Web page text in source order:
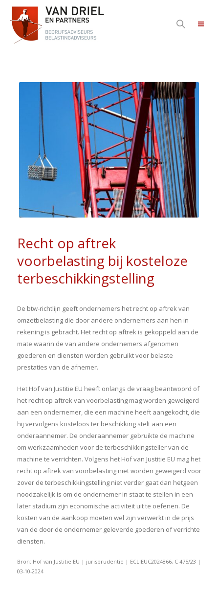
Recht op aftrek
voorbelasting bij kosteloze
terbeschikkingstelling
De btw-richtlijn geeft ondernemers het recht op aftrek van
omzetbelasting die door andere ondernemers aan hen in
rekening is gebracht. Het recht op aftrek is gekoppeld aan de
mate waarin de van andere ondernemers afgenomen
goederen en diensten worden gebruikt voor belaste
prestaties van de afnemer.
Het Hof van Justitie EU heeft onlangs de vraag beantwoord of
het recht op aftrek van voorbelasting mag worden geweigerd
aan een ondernemer, die een machine heeft aangekocht, die
hij vervolgens kosteloos ter beschikking stelt aan een
onderaannemer. De onderaannemer gebruikte de machine
om werkzaamheden voor de terbeschikkingsteller van de
machine te verrichten. Volgens het Hof van Justitie EU mag het
recht op aftrek van voorbelasting niet worden geweigerd voor
zover de terbeschikkingstelling niet verder gaat dan hetgeen
noodzakelijk is om de ondernemer in staat te stellen in een
later stadium zijn economische activiteit uit te oefenen. De
kosten van de aankoop moeten wel zijn verwerkt in de prijs
van de door de ondernemer geleverde goederen of verrichte
diensten.
Bron: Hof van Justitie EU | jurisprudentie | ECLIEUC2024866, C 475/23 |
03-10-2024